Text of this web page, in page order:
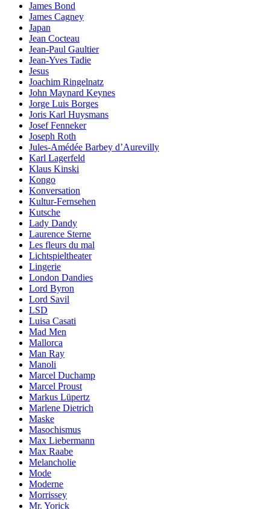
James Bond
James Cagney
Japan
Jean Cocteau
Jean-Paul Gaultier
Jean-Yves Tadie
Jesus
Joachim Ringelnatz
John Maynard Keynes
Jorge Luis Borges
Joris Karl Huysmans
Josef Fenneker
Joseph Roth
Jules-Amédée Barbey d’Aurevilly
Karl Lagerfeld
Klaus Kinski
Kongo
Konversation
Kultur-Fernsehen
Kutsche
Lady Dandy
Laurence Sterne
Les fleurs du mal
Lichtspieltheater
Lingerie
London Dandies
Lord Byron
Lord Savil
LSD
Luisa Casati
Mad Men
Mallorca
Man Ray
Manoli
Marcel Duchamp
Marcel Proust
Markus Lüpertz
Marlene Dietrich
Maske
Masochismus
Max Liebermann
Max Raabe
Melancholie
Mode
Moderne
Morrissey
Mr. Yorick